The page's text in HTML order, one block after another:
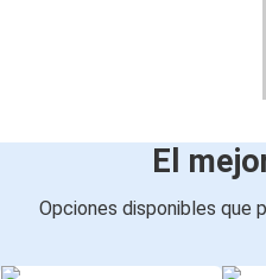
El
Opciones disponibles que